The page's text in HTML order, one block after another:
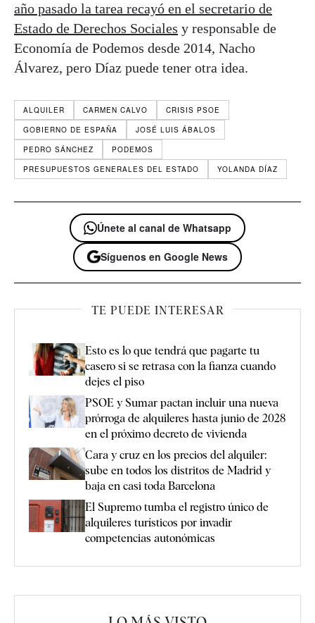
año pasado la tarea recayó en el secretario de
Estado de Derechos Sociales y responsable de
Economía de Podemos desde 2014, Nacho
Álvarez, pero Díaz puede tener otra idea.
ALQUILER CARMEN CALVO
CRISIS PSOE
GOBIERNO DE ESPAÑA
JOSÉ LUIS ÁBALOS
PEDRO SÁNCHEZ
PODEMOS
PRESUPUESTOS GENERALES DEL ESTADO
YOLANDA DÍAZ
Únete al canal de Whatsapp
Síguenos en Google News
TE PUEDE INTERESAR
Esto es lo que tendrá que pagarte tu
casero si se retrasa con la fianza cuando
dejes el piso
PSOE y Sumar pactan incluir una nueva
prórroga de alquileres hasta junio de 2028
en el próximo decreto de vivienda
Cara y cruz en los precios del alquiler:
sube en todos los distritos de Madrid y
baja en casi toda Barcelona
El Supremo tumba el registro único de
alquileres turísticos por invadir
competencias autonómicas